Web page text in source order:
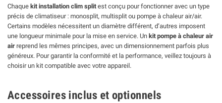
Chaque kit installation clim splitest conçu pour fonctionner avec un type
précis de climatiseur : monosplit, multisplit ou pompe à chaleur air/air.
Certains modèles nécessitent un diamètre différent, d’autres imposent
une longueur minimale pour la mise en service. Un kit pompe à chaleur air
air reprend les mêmes principes, avec un dimensionnement parfois plus
généreux. Pour garantir la conformité et la performance, veillez toujours à
choisir un kit compatible avec votre appareil.
Accessoires inclus et optionnels